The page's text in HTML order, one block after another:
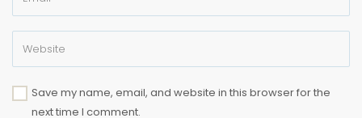
Save my name, email, and website in this browser for the
next time I comment.